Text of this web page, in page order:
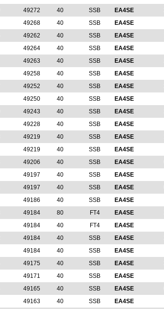
49272 40 SSB EA4SE
49268 40 SSB EA4SE
49262 40 SSB EA4SE
49264 40 SSB EA4SE
49263 40 SSB EA4SE
49258 40 SSB EA4SE
49252 40 SSB EA4SE
49250 40 SSB EA4SE
49243 40 SSB EA4SE
49228 40 SSB EA4SE
49219 40 SSB EA4SE
49219 40 SSB EA4SE
49206 40 SSB EA4SE
49197 40 SSB EA4SE
49197 40 SSB EA4SE
49186 40 SSB EA4SE
49184 80 FT4 EA4SE
49184 40 FT4 EA4SE
49184 40 SSB EA4SE
49184 40 SSB EA4SE
49175 40 SSB EA4SE
49171 40 SSB EA4SE
49165 40 SSB EA4SE
49163 40 SSB EA4SE